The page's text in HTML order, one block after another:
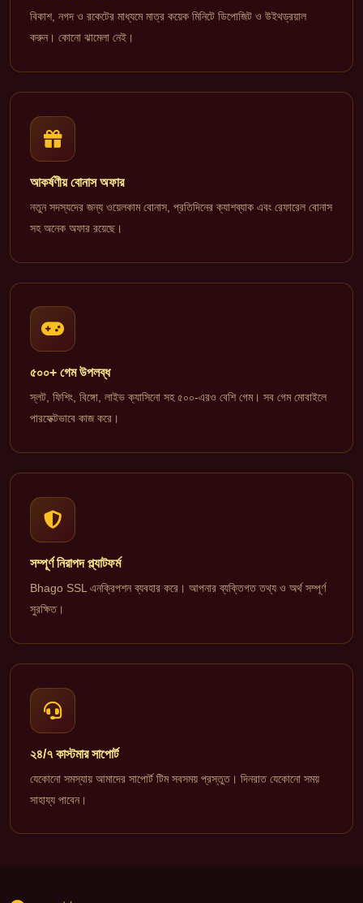
বিকাশ, নগদ ও রকেটের মাধ্যমে মাত্র কয়েক মিনিটে ডিপোজিট ও উইথড্রয়াল
করুন। কোনো ঝামেলা নেই।
আকর্ষণীয় বোনাস অফার
নতুন সদস্যদের জন্য ওয়েলকাম বোনাস, প্রতিদিনের ক্যাশব্যাক এবং রেফারেল বোনাস
সহ অনেক অফার রয়েছে।
৫০০+ গেম উপলব্ধ
স্লট, ফিশিং, বিঙ্গো, লাইভ ক্যাসিনো সহ ৫০০-এরও বেশি গেম। সব গেম মোবাইলে
পারফেক্টভাবে কাজ করে।
সম্পূর্ণ নিরাপদ প্ল্যাটফর্ম
Bhago SSL এনক্রিপশন ব্যবহার করে। আপনার ব্যক্তিগত তথ্য ও অর্থ সম্পূর্ণ
সুরক্ষিত।
২৪/৭ কাস্টমার সাপোর্ট
যেকোনো সমস্যায় আমাদের সাপোর্ট টিম সবসময় প্রস্তুত। দিনরাত যেকোনো সময়
সাহায্য পাবেন।